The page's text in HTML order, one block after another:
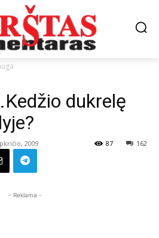
dukrelę
2009 162
87
- Reklama -